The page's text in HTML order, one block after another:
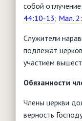
собой
44:10-13; Мал.
Служители
подлежат
участием
Обязанности
Члены церкви
верность